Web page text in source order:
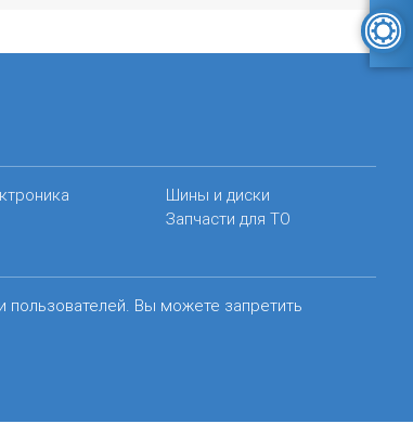
Шины и диски
Запчасти для ТО
пользователей. Вы можете запретить